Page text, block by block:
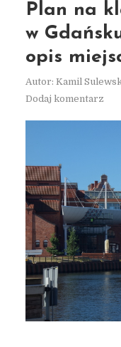
Plan na
w
opis
Autor: Kamil
Dodaj komentarz